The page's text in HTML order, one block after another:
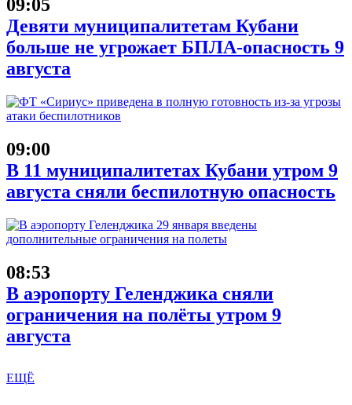
09:05
Девяти муниципалитетам Кубани
больше не угрожает БПЛА-опасность 9
августа
09:00
В 11 муниципалитетах Кубани утром 9
августа сняли беспилотную опасность
08:53
В аэропорту Геленджика сняли
ограничения на полёты утром 9
августа
ЕЩЁ